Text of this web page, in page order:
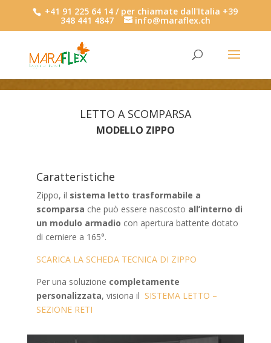
+41 91 225 64 14 / per chiamate dall'Italia +39
348 441 4847 info@maraflex.ch
LETTO A SCOMPARSA
MODELLO ZIPPO
Caratteristiche
Zippo, il sistema letto trasformabile a
scomparsa che può essere nascosto all’interno di
un modulo armadio con apertura battente dotato
di cerniere a 165°.
SCARICA LA SCHEDA TECNICA DI ZIPPO
Per una soluzione completamente
personalizzata, visiona il SISTEMA LETTO –
SEZIONE RETI